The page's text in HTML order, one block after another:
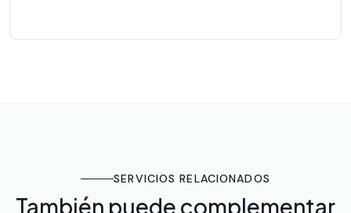
SERVICIOS RELACIONADOS
También puede complementar